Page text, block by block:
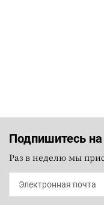
Подпишитесь
Раз в неделю мы